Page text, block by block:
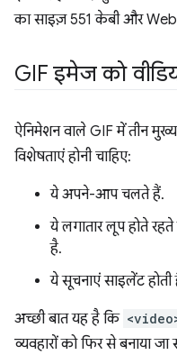
का साइज़ 551 केबी और
GIF इमेज को
ऐनिमेशन वाले GIF में तीन मुख्य
विशेषताएं होनी चाहिए:
ये अपने-आप चलते हैं.
ये लगातार लूप होते
है.
ये सूचनाएं साइलेंट होती
अच्छी बात यह है कि
व्यवहारों को फिर से बनाया